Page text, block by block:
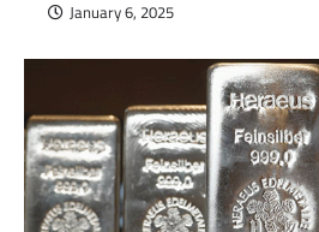
January 6, 2025